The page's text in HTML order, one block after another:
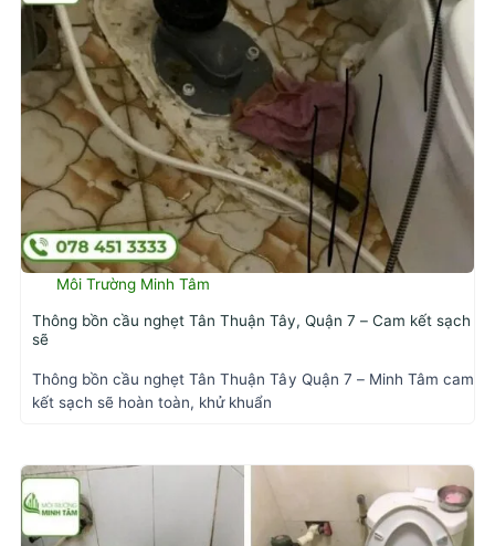
Môi Trường Minh Tâm
Thông bồn cầu nghẹt Tân Thuận Tây, Quận 7 – Cam kết sạch
sẽ
Thông bồn cầu nghẹt Tân Thuận Tây Quận 7 – Minh Tâm cam
kết sạch sẽ hoàn toàn, khử khuẩn